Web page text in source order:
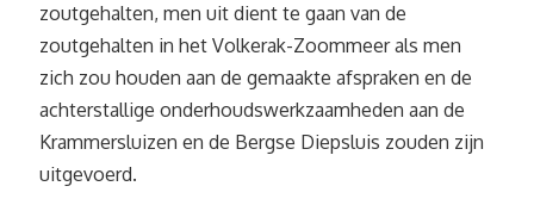
zoutgehalten, men uit dient te gaan van de
zoutgehalten in het Volkerak-Zoommeer als men
zich zou houden aan de gemaakte afspraken en de
achterstallige onderhoudswerkzaamheden aan de
Krammersluizen en de Bergse Diepsluis zouden zijn
uitgevoerd.